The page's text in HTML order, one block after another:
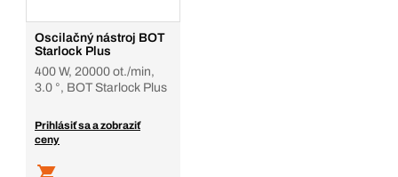
Oscilačný nástroj BOT
Starlock Plus
400 W, 20000 ot./min,
3.0 °, BOT Starlock Plus
Prihlásiť sa a zobraziť
ceny